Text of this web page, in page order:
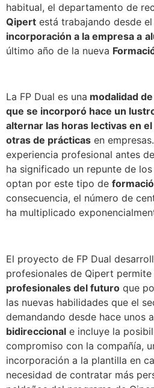
habitual, el departamento de
Qipert está trabajando desde
incorporación a la empresa a
último año de la nueva
La FP Dual es una modalidad
que se incorporó hace un
alternar las horas lectivas en
otras de prácticas en
experiencia profesional antes
ha significado un repunte de
optan por este tipo de
consecuencia, el número de
ha multiplicado
El proyecto de FP Dual
profesionales de Qipert permite
profesionales del futuro que
las nuevas habilidades que el
demandando desde hace unos
bidireccional e incluye la
compromiso con la compañía,
incorporación a la plantilla en
necesidad de contratar más